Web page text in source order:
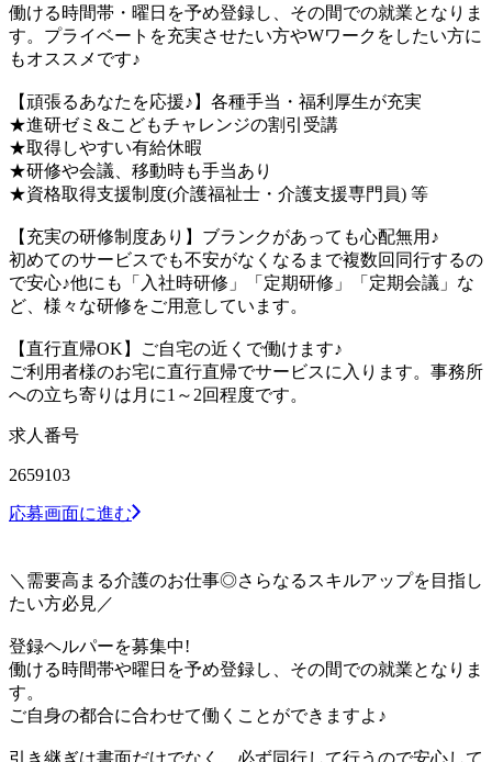
働ける時間帯・曜日を予め登録し、その間での就業となりま
す。プライベートを充実させたい方やWワークをしたい方に
もオススメです♪
【頑張るあなたを応援♪】各種手当・福利厚生が充実
★進研ゼミ&こどもチャレンジの割引受講
★取得しやすい有給休暇
★研修や会議、移動時も手当あり
★資格取得支援制度(介護福祉士・介護支援専門員) 等
【充実の研修制度あり】ブランクがあっても心配無用♪
初めてのサービスでも不安がなくなるまで複数回同行するの
で安心♪他にも「入社時研修」「定期研修」「定期会議」な
ど、様々な研修をご用意しています。
【直行直帰OK】ご自宅の近くで働けます♪
ご利用者様のお宅に直行直帰でサービスに入ります。事務所
への立ち寄りは月に1～2回程度です。
求人番号
2659103
応募画面に進む
＼需要高まる介護のお仕事◎さらなるスキルアップを目指し
たい方必見／
登録ヘルパーを募集中!
働ける時間帯や曜日を予め登録し、その間での就業となりま
す。
ご自身の都合に合わせて働くことができますよ♪
引き継ぎは書面だけでなく、必ず同行して行うので安心して